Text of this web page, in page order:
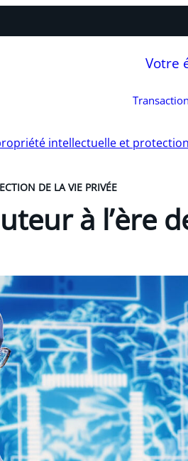
Votre
intellectuelle et
DE LA VIE PRIVÉE
à l’ère